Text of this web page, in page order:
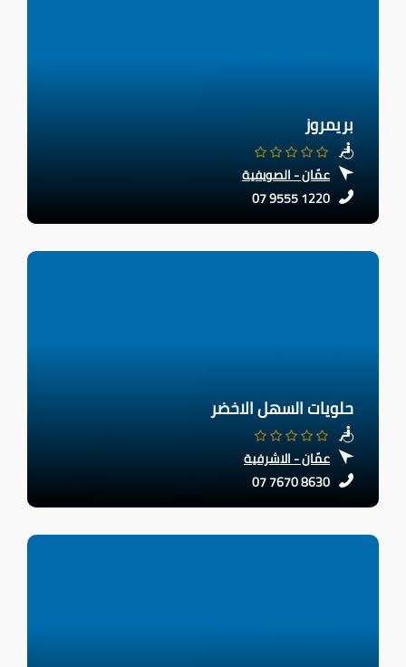
بريمروز
عمّان - الصويفية
07 9555 1220
حلويات السهل الاخضر
عمّان - الاشرفية
07 7670 8630